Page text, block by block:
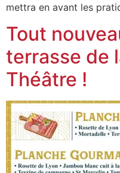
mettra en avant les
Tout
terrasse de
Théâtre !